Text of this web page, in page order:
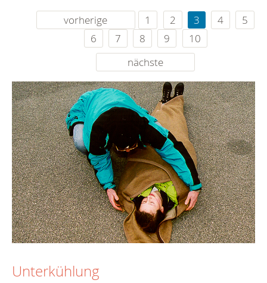
vorherige 1 2 3 4
5
6
7 8 9
10
nächste
Unterkühlung